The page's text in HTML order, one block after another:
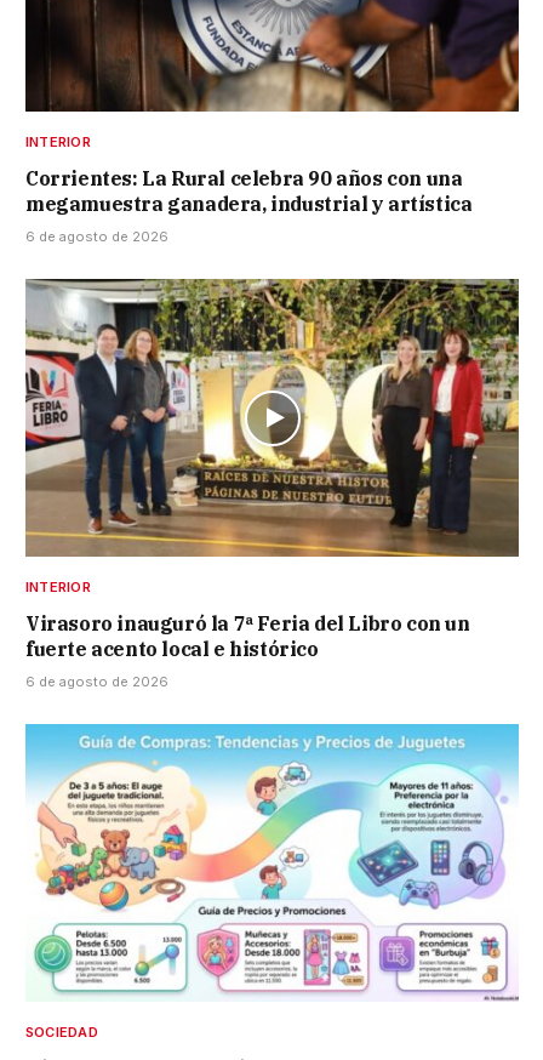
INTERIOR
Corrientes: La Rural celebra 90 años con una
megamuestra ganadera, industrial y artística
6 de agosto de 2026
INTERIOR
Virasoro inauguró la 7ª Feria del Libro con un
fuerte acento local e histórico
6 de agosto de 2026
SOCIEDAD